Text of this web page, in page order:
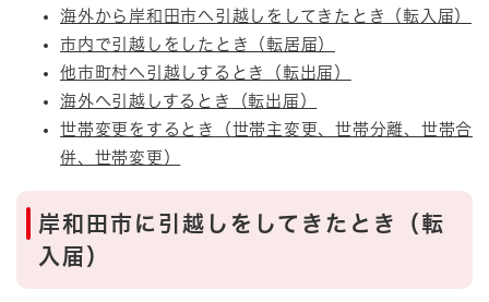
海外から岸和田市へ引越しをしてきたとき（転入届）
市内で引越しをしたとき（転居届）
他市町村へ引越しするとき（転出届）
海外へ引越しするとき（転出届）
世帯変更をするとき（世帯主変更、世帯分離、世帯合
併、世帯変更）
岸和田市に引越しをしてきたとき（転
入届）